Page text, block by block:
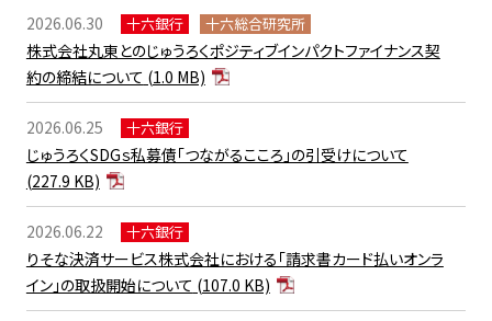
2026.06.30 十六銀行 十六総合研究所
株式会社丸東とのじゅうろくポジティブインパクトファイナンス契
約の締結について (1.0 MB)
2026.06.25 十六銀行
じゅうろくSDGｓ私募債「つながるこころ」の引受けについて
(227.9 KB)
2026.06.22 十六銀行
りそな決済サービス株式会社における「請求書カード払いオンラ
イン」の取扱開始について (107.0 KB)